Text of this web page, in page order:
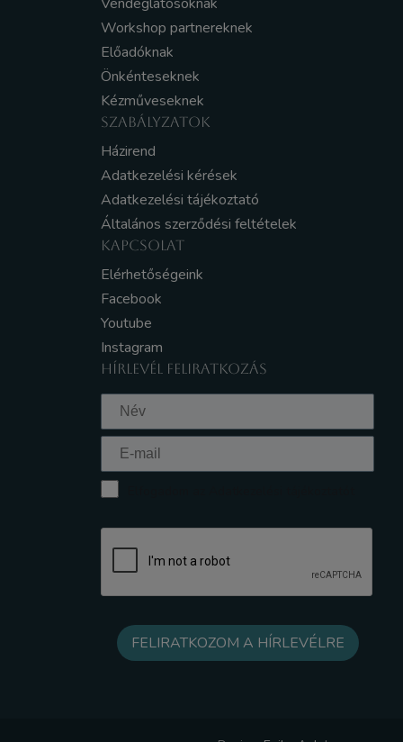
Workshop partnereknek
Előadóknak
Önkénteseknek
Kézműveseknek
SZABÁLYZATOK
Házirend
Adatkezelési kérések
Adatkezelési tájékoztató
Általános szerződési feltételek
KAPCSOLAT
Elérhetőségeink
Facebook
Youtube
Instagram
HÍRLEVÉL FELIRATKOZÁS